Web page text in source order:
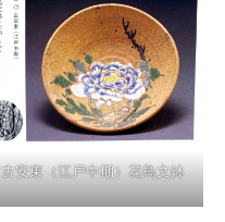
古安東（江戸中期）花鳥文鉢